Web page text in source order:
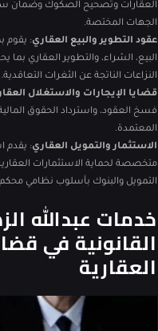
العقارات وتصحيح الصكوك وضمان
الجهات المختصة.
عقود التطوير والبيع العقاري: يقوم
البيع، الشراء، والتطوير العقاري
النزاعات الناتجة عن الثغرات التعاقدية.
قضايا الإيجارات والاستغلال
فسخ العقود، واسترداد الحقوق
المعتمدة.
الاستثمار والتمويل العقاري: يقدم
متخصصة لحماية الاستثمارات
التمويل والبنوك بأسلوب نظامي
خدمات عبدالله
القانونية في
العقارية